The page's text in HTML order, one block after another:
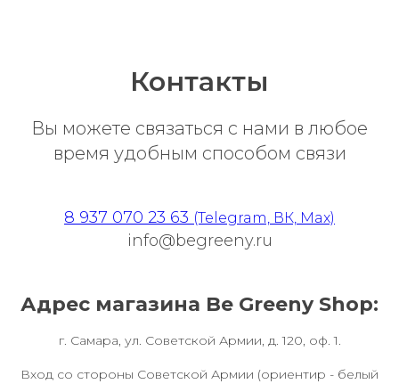
Контакты
Вы можете связаться с нами в любое
время удобным способом связи
8 937 070 23 63 (Telegram, ВК, Max)
info@begreeny.ru
Адрес магазина Be Greeny Shop:
г. Самара, ул. Советской Армии, д. 120, оф. 1.
Вход со стороны Советской Армии (ориентир - белый